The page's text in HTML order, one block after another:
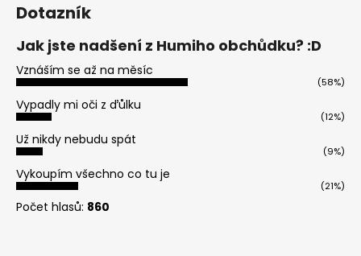
Dotazník
Jak jste nadšení z Humiho obchůdku? :D
Vznáším se až na měsíc
(58%)
Vypadly mi oči z ďůlku
(12%)
Už nikdy nebudu spát
(9%)
Vykoupím všechno co tu je
(21%)
Počet hlasů: 860